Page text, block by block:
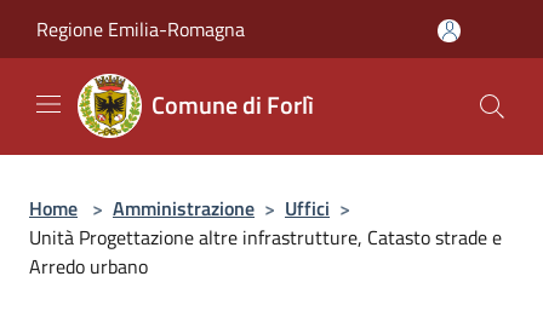
Regione Emilia-Romagna
Comune di Forlì
Home > Amministrazione > Uffici >
Unità Progettazione altre infrastrutture, Catasto strade e
Arredo urbano